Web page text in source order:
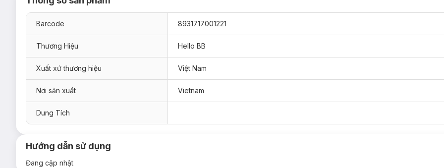
Barcode 8931717001221
Thương Hiệu Hello BB
Xuất xứ thương hiệu Việt Nam
Nơi sản xuất Vietnam
Dung Tích
Hướng dẫn sử dụng
Đang cập nhật